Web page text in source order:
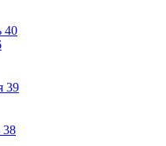
40
39
38